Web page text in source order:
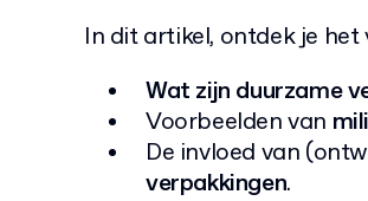
In dit artikel, ontdek je het
Wat zijn duurzame
Voorbeelden van
De invloed van
verpakkingen.